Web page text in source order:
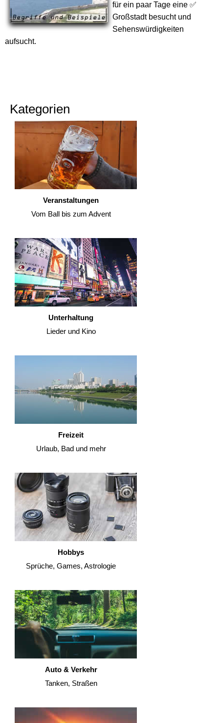
für ein paar Tage eine ✅
Großstadt besucht und
Sehenswürdigkeiten
aufsucht.
Kategorien
Veranstaltungen
Vom Ball bis zum Advent
Unterhaltung
Lieder und Kino
Freizeit
Urlaub, Bad und mehr
Hobbys
Sprüche, Games, Astrologie
Auto & Verkehr
Tanken, Straßen